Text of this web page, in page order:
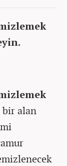
bir alan